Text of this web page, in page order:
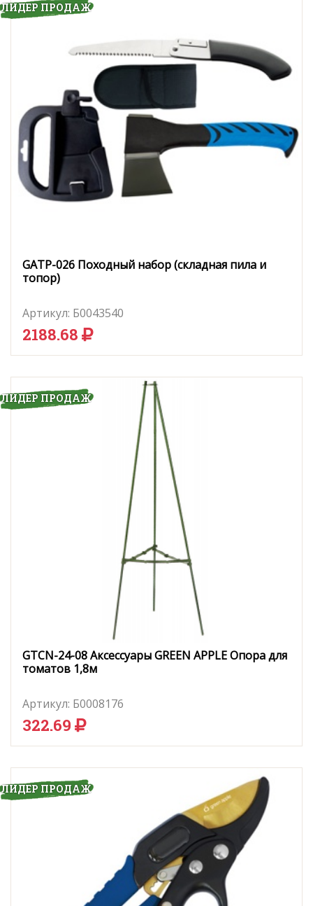
ЛИДЕР ПРОДАЖ
GATP-026 Походный набор (складная пила и
топор)
Артикул: Б0043540
2188.68
ЛИДЕР ПРОДАЖ
GTCN-24-08 Аксессуары GREEN APPLE Опора для
томатов 1,8м
Артикул: Б0008176
322.69
ЛИДЕР ПРОДАЖ